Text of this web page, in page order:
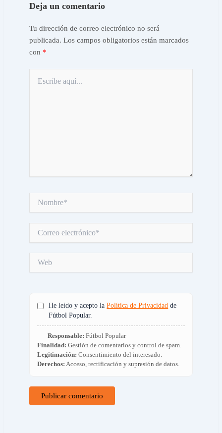
Deja un comentario
Tu dirección de correo electrónico no será
publicada. Los campos obligatorios están marcados
con *
aquí...
electrónico*
He leído y acepto laPolítica de Privacidad de
Fútbol Popular.
Responsable: Fútbol Popular
Finalidad: Gestión de comentarios y control de spam.
Legitimación: Consentimiento del interesado.
Derechos: Acceso, rectificación y supresión de datos.